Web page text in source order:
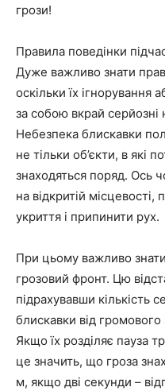
грози!
Правила поведінки
Дуже важливо знати
оскільки їх
за собою вкрай серйозні
Небезпека блискавки
не тільки об’єкти, в які
знаходяться поряд. Ось
на відкритій місцевості,
укриття і припинити рух.
При цьому важливо
грозовий фронт. Цю
підрахувавши кількість
блискавки від громового
Якщо їх розділяє пауза
це значить, що гроза
м, якщо дві секунди –